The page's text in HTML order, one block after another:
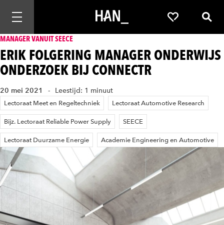
Mobiele navigatie openen Favorieten
MANAGER VANUIT SEECE
ERIK FOLGERING MANAGER ONDERWIJS
ONDERZOEK BIJ CONNECTR
20 mei 2021 Leestijd: 1 minuut
Lectoraat Meet en Regeltechniek Lectoraat Automotive Research
Bijz. Lectoraat Reliable Power Supply SEECE
Lectoraat Duurzame Energie Academie Engineering en Automotive